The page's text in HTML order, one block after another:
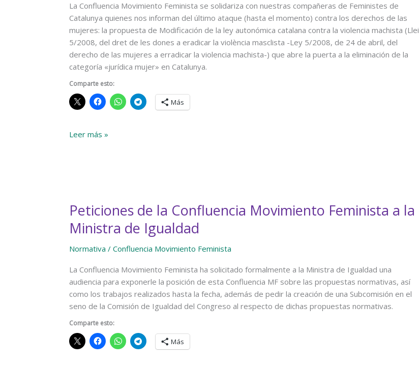
de
Igualdad
(autodeterminación
del
sexo)
La Confluencia Movimiento Feminista se solidariza con nuestras compañeras de Feministes de
Catalunya quienes nos informan del último ataque (hasta el momento) contra los derechos de las
mujeres: la propuesta de Modificación de la ley autonómica catalana contra la violencia machista (Llei
5/2008, del dret de les dones a eradicar la violència masclista -Ley 5/2008, de 24 de abril, del
derecho de las mujeres a erradicar la violencia machista-) que abre la puerta a la eliminación de la
categoría «jurídica mujer» en Catalunya.
Comparte esto:
Más
Campaña
catalanas
evitar
jurídico
de
la
normativa
violencia
machista
Leer más »
Peticiones de la Confluencia Movimiento Feminista a la
Ministra de Igualdad
Normativa / Confluencia Movimiento Feminista
La Confluencia Movimiento Feminista ha solicitado formalmente a la Ministra de Igualdad una
audiencia para exponerle la posición de esta Confluencia MF sobre las propuestas normativas, así
como los trabajos realizados hasta la fecha, además de pedir la creación de una Subcomisión en el
seno de la Comisión de Igualdad del Congreso al respecto de dichas propuestas normativas.
Comparte esto:
Más